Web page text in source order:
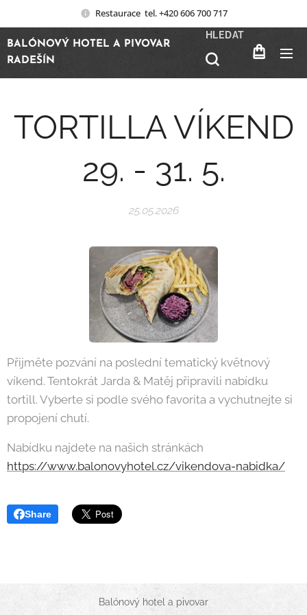
Restaurace tel. +420 606 700 717
BALÓNOVÝ HOTEL A PIVOVAR
RADEŠÍN
HLEDAT
TORTILLA VÍKEND
29. - 31. 5.
25.05.2026
Přijměte pozvání na poslední tematický květnový
víkend. Tentokrát Jarda & Matěj připravili nabídku
tortill. Vyberte si podle svého favorita a vychutnejte si
propojení chutí.
Nabídku najdete na našich stránkách
https://www.balonovyhotel.cz/vikendova-nabidka/
Share
Balónový hotel a pivovar